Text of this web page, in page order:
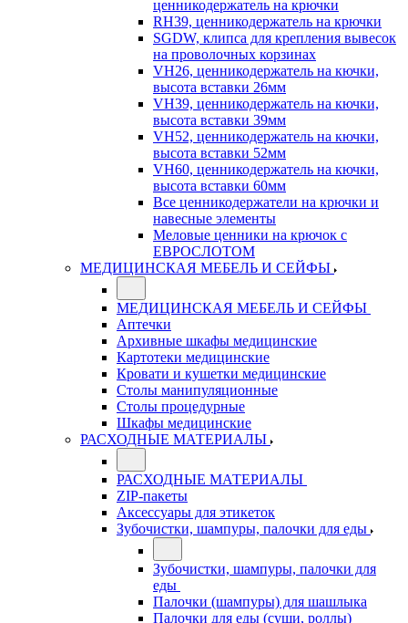
ценникодержатель на крючки
RH39, ценникодержатель на крючки
SGDW, клипса для крепления вывесок
на проволочных корзинах
VH26, ценникодержатель на кючки,
высота вставки 26мм
VH39, ценникодержатель на кючки,
высота вставки 39мм
VH52, ценникодержатель на кючки,
высота вставки 52мм
VH60, ценникодержатель на кючки,
высота вставки 60мм
Все ценникодержатели на крючки и
навесные элементы
Меловые ценники на крючок с
ЕВРОСЛОТОМ
МЕДИЦИНСКАЯ МЕБЕЛЬ И СЕЙФЫ
МЕДИЦИНСКАЯ МЕБЕЛЬ И СЕЙФЫ
Аптечки
Архивные шкафы медицинские
Картотеки медицинские
Кровати и кушетки медицинские
Столы манипуляционные
Столы процедурные
Шкафы медицинские
РАСХОДНЫЕ МАТЕРИАЛЫ
РАСХОДНЫЕ МАТЕРИАЛЫ
ZIP-пакеты
Аксессуары для этикеток
Зубочистки, шампуры, палочки для еды
Зубочистки, шампуры, палочки для
еды
Палочки (шампуры) для шашлыка
Палочки для еды (суши, роллы)